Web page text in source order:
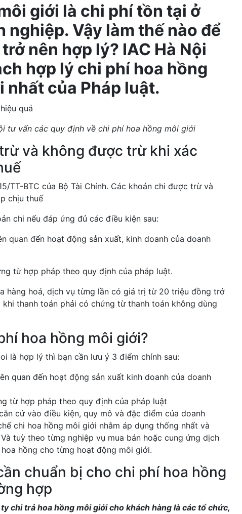
giới là chi phí tồn tại ở
nghiệp. Vậy làm thế nào để
nên hợp lý? IAC Hà Nội
hợp lý chi phí hoa hồng
nhất của Pháp luật.
tư vấn các quy định về chi phí hoa hồng môi giới
và không được trừ khi xác
TT-BTC của Bộ Tài Chính. Các khoản chi được trừ và
chịu thuế
chi nếu đáp ứng đủ các điều kiện sau:
quan đến hoạt động sản xuất, kinh doanh của doanh
từ hợp pháp theo quy định của pháp luật.
hàng hoá, dịch vụ từng lần có giá trị từ 20 triệu đồng trở
thanh toán phải có chứng từ thanh toán không dùng
hoa hồng môi giới?
là hợp lý thì bạn cần lưu ý 3 điểm chính sau:
quan đến hoạt động sản xuất kinh doanh của doanh
từ hợp pháp theo quy định của pháp luật
cứ vào điều kiện, quy mô và đặc điểm của doanh
chi hoa hồng môi giới nhằm áp dụng thống nhất và
tuỳ theo từng nghiệp vụ mua bán hoặc cung ứng dịch
hồng cho từng hoạt động môi giới.
chuẩn bị cho chi phí hoa hồng
hợp
chi trả hoa hồng môi giới cho khách hàng là các tổ chức,